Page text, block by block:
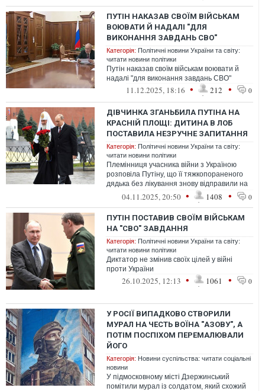
ПУТІН НАКАЗАВ СВОЇМ ВІЙСЬКАМ
ВОЮВАТИ Й НАДАЛІ "ДЛЯ
ВИКОНАННЯ ЗАВДАНЬ СВО"
Категорія: Політичні новини України та світу:
читати новини політики
Путін наказав своїм військам воювати й
надалі "для виконання завдань СВО"
11.12.2025, 18:16 • 212 • 0
ДІВЧИНКА ЗГАНЬБИЛА ПУТІНА НА
КРАСНІЙ ПЛОЩІ: ДИТИНА В ЛОБ
ПОСТАВИЛА НЕЗРУЧНЕ ЗАПИТАННЯ
Категорія: Політичні новини України та світу:
читати новини політики
Племінниця учасника війни з Україною
розповіла Путіну, що її тяжкопораненого
дядька без лікування знову відправили на
фронт без лікування – незручна п...
04.11.2025, 20:50 • 1408 • 0
ПУТІН ПОСТАВИВ СВОЇМ ВІЙСЬКАМ
НА "СВО" ЗАВДАННЯ
Категорія: Політичні новини України та світу:
читати новини політики
Диктатор не змінив своїх цілей у війні
проти України
26.10.2025, 12:13 • 1061 • 0
У РОСІЇ ВИПАДКОВО СТВОРИЛИ
МУРАЛ НА ЧЕСТЬ ВОЇНА "АЗОВУ", А
ПОТІМ ПОСПІХОМ ПЕРЕМАЛЮВАЛИ
ЙОГО
Категорія: Новини суспільства: читати соціальні
новини
У підмосковному місті Дзержинський
помітили мурал із солдатом, який схожий